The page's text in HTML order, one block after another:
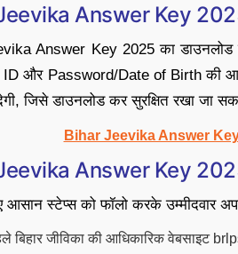
Answer Key
Answer Key 2025 का डाउनलोड
ID और Password/Date of Birth की
जिसे डाउनलोड कर सुरक्षित रखा जा
Bihar Jeevika Answer
Answer Key
आसान स्टेप्स को फॉलो करके उम्मीदवार
बिहार जीविका की आधिकारिक वेबसाइट